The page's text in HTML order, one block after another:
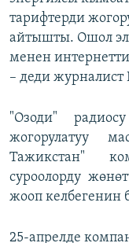
тарифтерди
айтышты. Ошол
менен
– деди
"Озоди"
жогорулатуу
Тажикстан"
суроолорду
жооп келбегенин
25-апрелде